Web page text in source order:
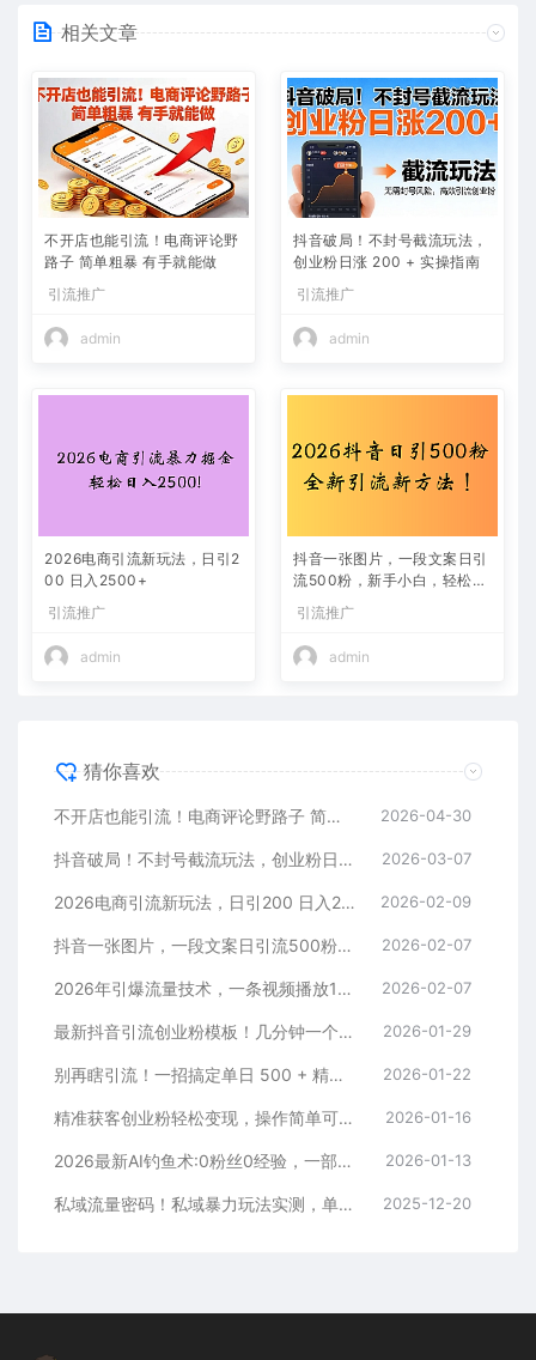
相关文章
不开店也能引流！电商评论野
路子 简单粗暴 有手就能做
引流推广
admin
抖音破局！不封号截流玩法，
创业粉日涨 200 + 实操指南
引流推广
admin
2026电商引流新玩法，日引2
00 日入2500+
引流推广
admin
抖音一张图片，一段文案日引
流500粉，新手小白，轻松上
引流推广
admin
猜你喜欢
不开店也能引流！电商评论野路子 简单粗暴 有手就能做 2026-04-30
抖音破局！不封号截流玩法，创业粉日涨 200 + 实操指南 2026-03-07
2026电商引流新玩法，日引200 日入2500+ 2026-02-09
抖音一张图片，一段文案日引流500粉，新手小白，轻松上手 2026-02-07
2026年引爆流量技术，一条视频播放100W＋，无脑发，小白轻松上手 2026-02-07
最新抖音引流创业粉模板！几分钟一个视频，非常暴力，小白直接可上手操作！ 2026-01-29
别再瞎引流！一招搞定单日 500 + 精准粉，微信直接爆仓 2026-01-22
精准获客创业粉轻松变现，操作简单可放大，单日轻松3000+ 2026-01-16
2026最新AI钓鱼术:0粉丝0经验，一部手机就能开启赚钱模式 2026-01-13
私域流量密码！私域暴力玩法实测，单日 500 + 精准粉直接加满 2025-12-20